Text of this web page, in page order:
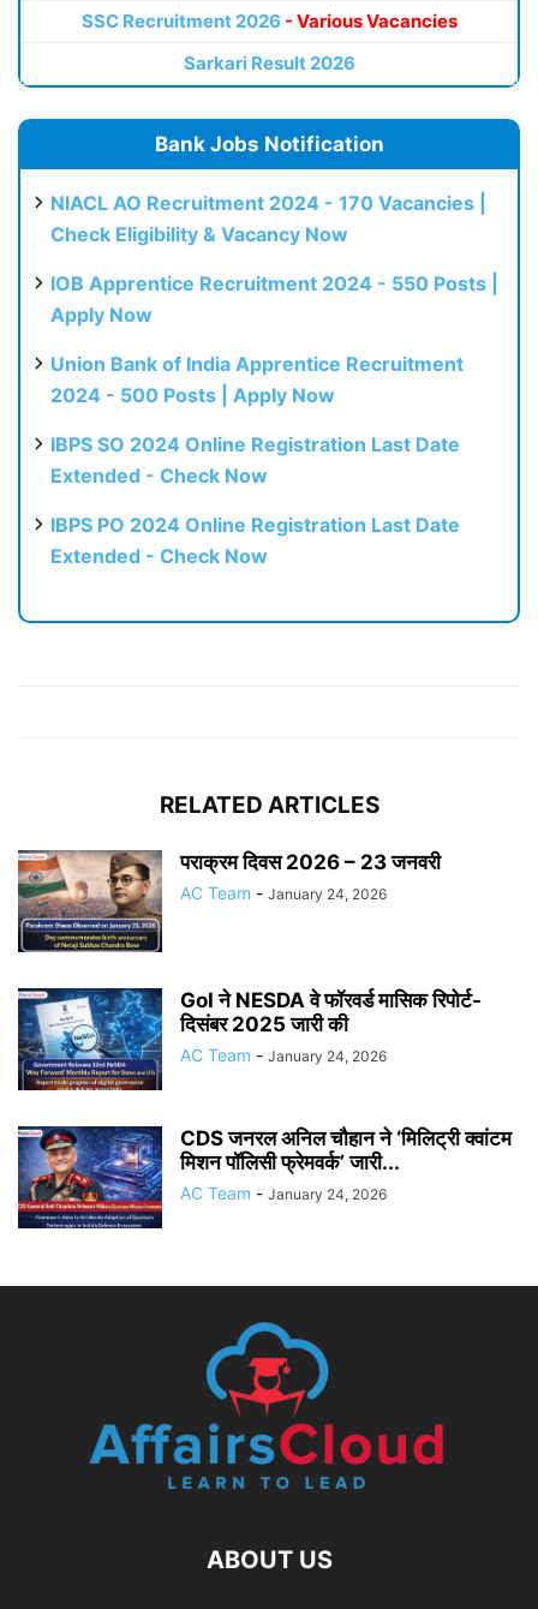
SSC Recruitment 2026 - Various Vacancies
Sarkari Result 2026
Bank Jobs Notification
NIACL AO Recruitment 2024 - 170 Vacancies |
Check Eligibility & Vacancy Now
IOB Apprentice Recruitment 2024 - 550 Posts |
Apply Now
Union Bank of India Apprentice Recruitment
2024 - 500 Posts | Apply Now
IBPS SO 2024 Online Registration Last Date
Extended - Check Now
IBPS PO 2024 Online Registration Last Date
Extended - Check Now
RELATED ARTICLES
पराक्रम दिवस 2026 – 23 जनवरी
AC Team - January 24, 2026
GoI ने NESDA वे फॉरवर्ड मासिक रिपोर्ट-
दिसंबर 2025 जारी की
AC Team - January 24, 2026
CDS जनरल अनिल चौहान ने ‘मिलिट्री क्वांटम
मिशन पॉलिसी फ्रेमवर्क’ जारी...
AC Team - January 24, 2026
ABOUT US